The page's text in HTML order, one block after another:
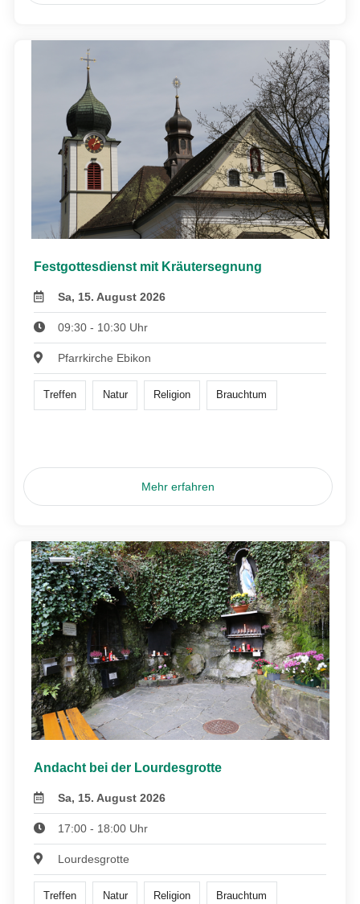
Festgottesdienst mit Kräutersegnung
Sa, 15. August 2026
09:30 - 10:30 Uhr
Pfarrkirche Ebikon
Treffen Natur Religion Brauchtum
Mehr erfahren
Andacht bei der Lourdesgrotte
Sa, 15. August 2026
17:00 - 18:00 Uhr
Lourdesgrotte
Treffen Natur Religion Brauchtum